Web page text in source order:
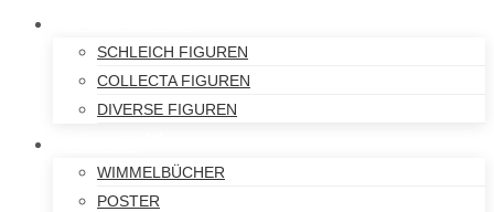
SCHLEICH FIGUREN
COLLECTA FIGUREN
DIVERSE FIGUREN
WIMMELBÜCHER
POSTER